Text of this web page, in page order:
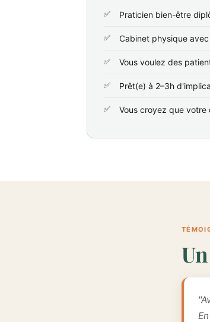
Praticien bien-être
Cabinet physique
Vous voulez des
Prêt(e) à 2–3h
Vous croyez que